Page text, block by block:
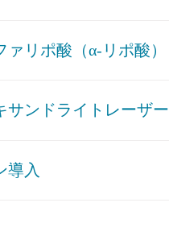
ァリポ酸（α-リポ酸）
サンドライトレーザー
導入